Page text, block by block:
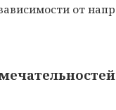
от